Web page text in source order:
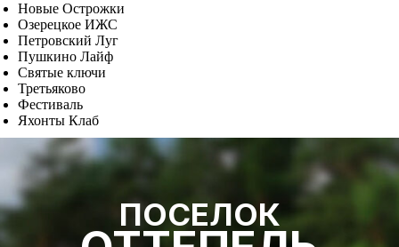
Новые Острожки
Озерецкое ИЖС
Петровский Луг
Пушкино Лайф
Святые ключи
Третьяково
Фестиваль
Яхонты Клаб
ПОСЕЛОК